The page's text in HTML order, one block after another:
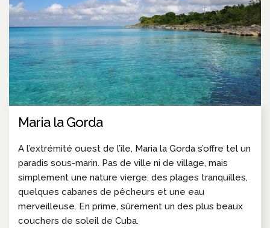
Maria la Gorda
A l’extrémité ouest de l’île, Maria la Gorda s’offre tel un
paradis sous-marin. Pas de ville ni de village, mais
simplement une nature vierge, des plages tranquilles,
quelques cabanes de pêcheurs et une eau
merveilleuse. En prime, sûrement un des plus beaux
couchers de soleil de Cuba.